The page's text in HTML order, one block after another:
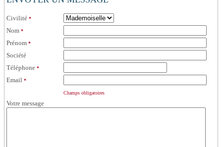
Civilité *
Nom *
Prénom *
Société
Téléphone *
Email *
Champs obligatoires
Votre message